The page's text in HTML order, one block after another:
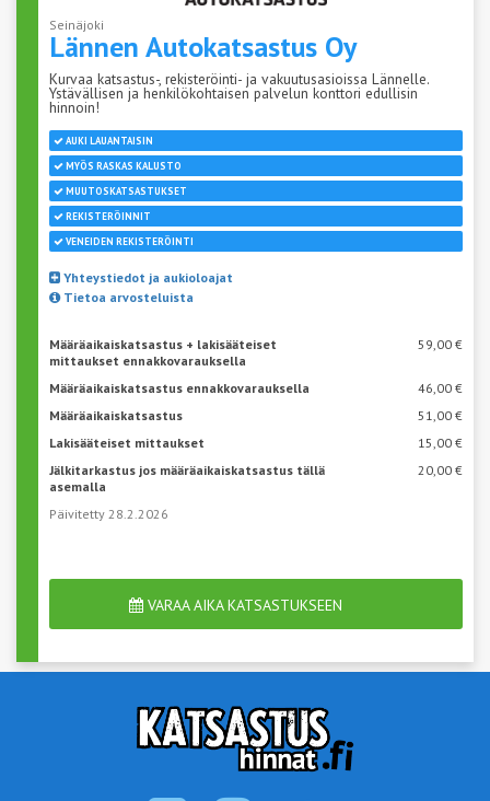
Seinäjoki
Lännen Autokatsastus Oy
Kurvaa katsastus-, rekisteröinti- ja vakuutusasioissa Lännelle.
Ystävällisen ja henkilökohtaisen palvelun konttori edullisin
hinnoin!
AUKI LAUANTAISIN
MYÖS RASKAS KALUSTO
MUUTOSKATSASTUKSET
REKISTERÖINNIT
VENEIDEN REKISTERÖINTI
Yhteystiedot ja aukioloajat
Tietoa arvosteluista
Määräaikaiskatsastus + lakisääteiset
mittaukset ennakkovarauksella
59,00 €
Määräaikaiskatsastus ennakkovarauksella
46,00 €
Määräaikaiskatsastus
51,00 €
Lakisääteiset mittaukset
15,00 €
Jälkitarkastus jos määräaikaiskatsastus tällä
asemalla
20,00 €
Päivitetty 28.2.2026
VARAA AIKA KATSASTUKSEEN